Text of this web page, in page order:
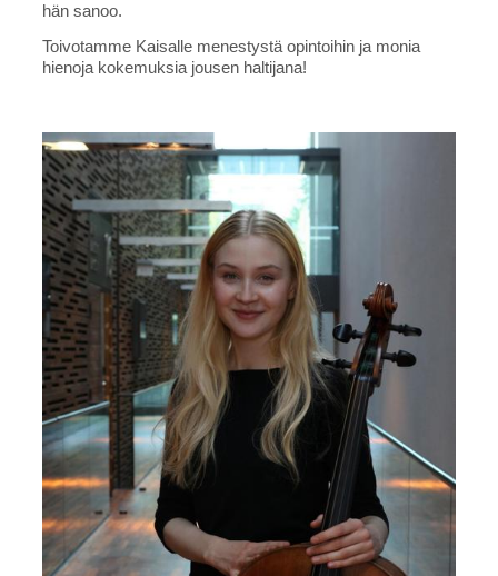
hän sanoo.
Toivotamme Kaisalle menestystä opintoihin ja monia
hienoja kokemuksia jousen haltijana!